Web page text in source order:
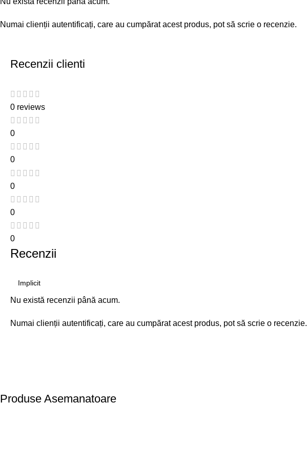
Numai clienții autentificați, care au cumpărat acest produs, pot să scrie o recenzie.
Recenzii clienti
0 reviews
0
0
0
0
0
Recenzii
Nu există recenzii până acum.
Numai clienții autentificați, care au cumpărat acest produs, pot să scrie o recenzie.
Produse Asemanatoare